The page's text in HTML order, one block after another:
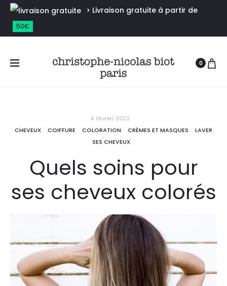
> Livraison gratuite à partir de
50€
0
4 février 2022
CHEVEUX
COIFFURE COLORATION CRÈMES ET MASQUES
LAVER
SES CHEVEUX
Quels soins pour
ses cheveux colorés